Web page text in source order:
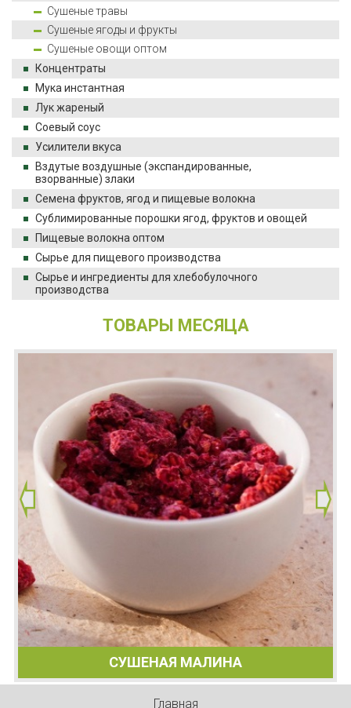
Сушеные травы
Сушеные ягоды и фрукты
Сушеные овощи оптом
Концентраты
Мука инстантная
Лук жареный
Соевый соус
Усилители вкуса
Вздутые воздушные (экспандированные,
взорванные) злаки
Семена фруктов, ягод и пищевые волокна
Сублимированные порошки ягод, фруктов и овощей
Пищевые волокна оптом
Сырье для пищевого производства
Сырье и ингредиенты для хлебобулочного
производства
ТОВАРЫ МЕСЯЦА
СУШЕНАЯ МАЛИНА
Главная